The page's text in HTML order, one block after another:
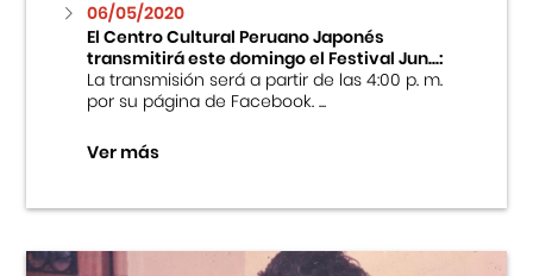
06/05/2020
El Centro Cultural Peruano Japonés
transmitirá este domingo el Festival Jun...:
La transmisión será a partir de las 4:00 p. m.
por su página de Facebook. ...
Ver más